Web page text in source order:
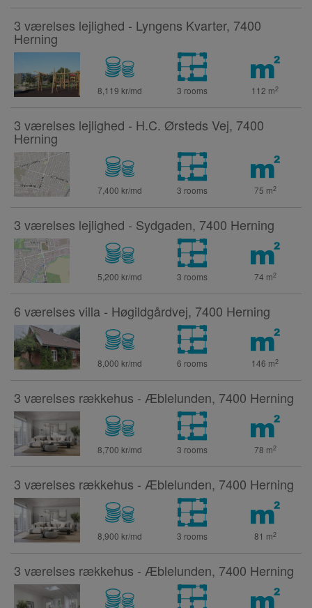
3 værelses lejlighed - Lyngens Kvarter, 7400
Herning
8,119 kr/md 3 rooms 112 m2
3 værelses lejlighed - H.C. Ørsteds Vej, 7400
Herning
7,400 kr/md 3 rooms 75 m2
3 værelses lejlighed - Sydgaden, 7400 Herning
5,200 kr/md 3 rooms 74 m2
6 værelses villa - Høgildgårdvej, 7400 Herning
8,000 kr/md 6 rooms 146 m2
3 værelses rækkehus - Æblelunden, 7400 Herning
8,700 kr/md 3 rooms 78 m2
3 værelses rækkehus - Æblelunden, 7400 Herning
8,900 kr/md 3 rooms 81 m2
3 værelses rækkehus - Æblelunden, 7400 Herning